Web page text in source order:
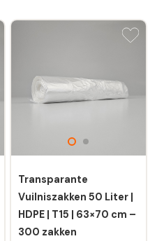
Transparante
Vuilniszakken 50 Liter |
HDPE | T15 | 63×70 cm –
300 zakken